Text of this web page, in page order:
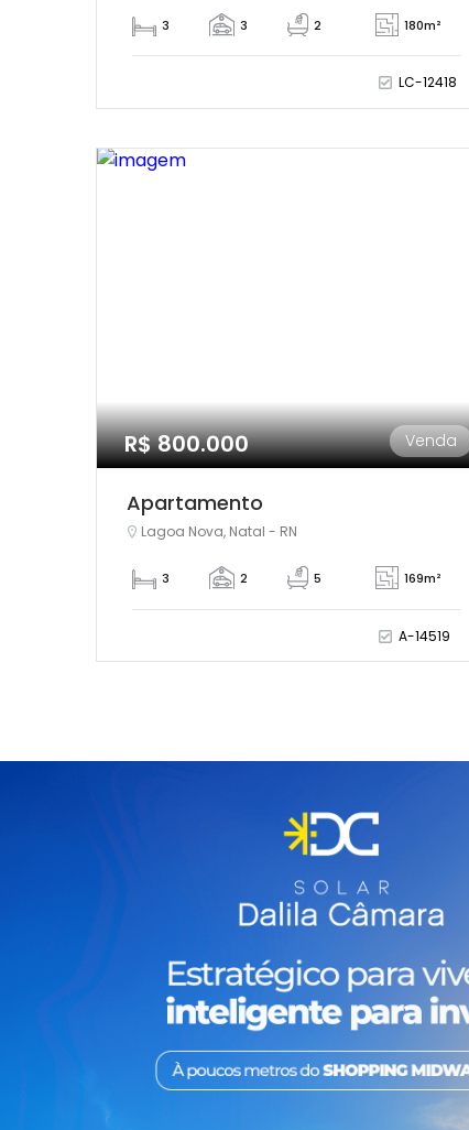
3 3 2 180m²
LC-12418
R$ 800.000 Venda
Apartamento
Lagoa Nova, Natal - RN
3 2 5 169m²
A-14519